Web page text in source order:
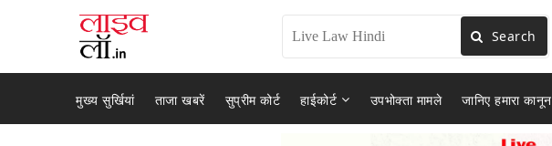
Search
मुख्य सुर्खियां ताजा खबरें सुप्रीम कोर्ट हाईकोर्ट उपभोक्ता मामले जानिए हमारा कानून